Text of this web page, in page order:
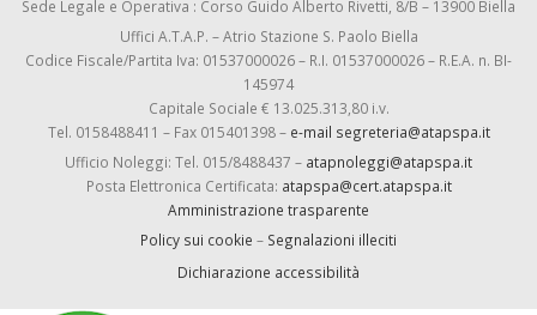
Sede Legale e Operativa : Corso Guido Alberto Rivetti, 8/B – 13900 Biella
Uffici A.T.A.P. – Atrio Stazione S. Paolo Biella
Codice Fiscale/Partita Iva: 01537000026 – R.I. 01537000026 – R.E.A. n. BI-
145974
Capitale Sociale € 13.025.313,80 i.v.
Tel. 0158488411 – Fax 015401398 – e-mail segreteria@atapspa.it
Ufficio Noleggi: Tel. 015/8488437 – atapnoleggi@atapspa.it
Posta Elettronica Certificata: atapspa@cert.atapspa.it
Amministrazione trasparente
Policy sui cookie – Segnalazioni illeciti
Dichiarazione accessibilità